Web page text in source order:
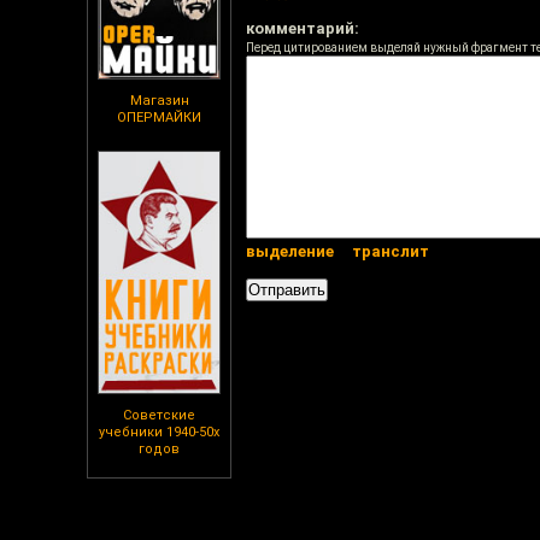
Магазин
ОПЕРМАЙКИ
Советские
учебники 1940-50х
годов
комментарий:
Перед цитированием выделяй нужный фрагмент
выделение транслит